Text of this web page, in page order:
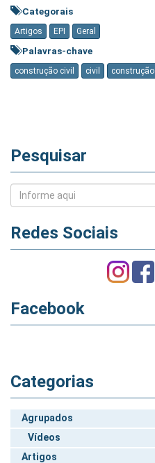
Categorais
Artigos EPI Geral
Palavras-chave
construção civil civil construção
Pesquisar
Redes Sociais
Facebook
Categorias
Agrupados
Vídeos
Artigos